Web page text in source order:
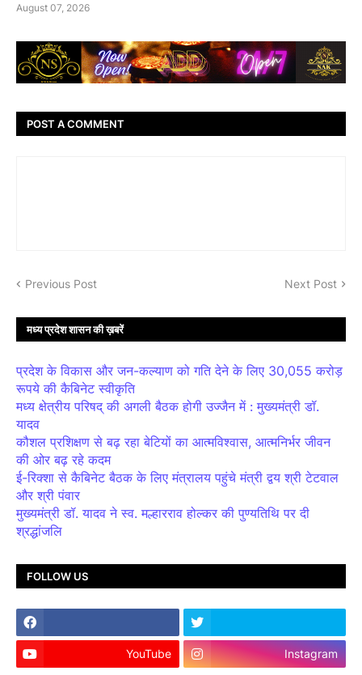
August 07, 2026
POST A COMMENT
Previous Post Next Post
मध्य प्रदेश शासन की ख़बरें
प्रदेश के विकास और जन-कल्याण को गति देने के लिए 30,055 करोड़
रूपये की कैबिनेट स्वीकृति
मध्य क्षेत्रीय परिषद् की अगली बैठक होगी उज्जैन में : मुख्यमंत्री डॉ.
यादव
कौशल प्रशिक्षण से बढ़ रहा बेटियों का आत्मविश्वास, आत्मनिर्भर जीवन
की ओर बढ़ रहे कदम
ई-रिक्शा से कैबिनेट बैठक के लिए मंत्रालय पहुंचे मंत्री द्वय श्री टेटवाल
और श्री पंवार
मुख्यमंत्री डॉ. यादव ने स्व. मल्हारराव होल्कर की पुण्यतिथि पर दी
श्रद्धांजलि
FOLLOW US
YouTube Instagram